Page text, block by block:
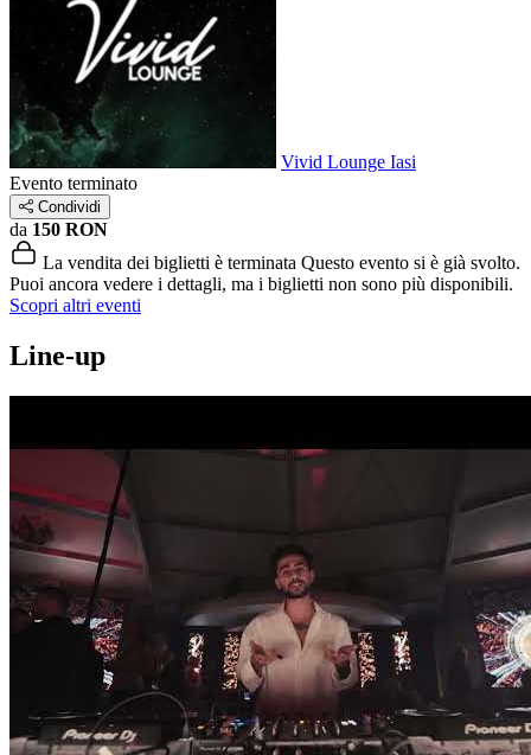
Vivid Lounge Iasi
Evento terminato
Condividi
da 150 RON
La vendita dei biglietti è terminata Questo evento si è già svolto.
Puoi ancora vedere i dettagli, ma i biglietti non sono più disponibili.
Scopri altri eventi
Line-up